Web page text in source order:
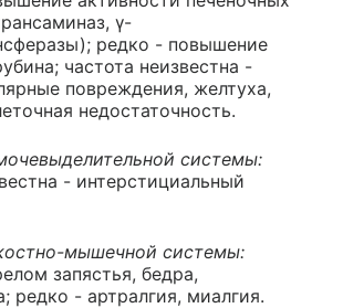
γ-
редко - повышение
частота неизвестна -
повреждения, желтуха,
недостаточность.
системы:
- интерстициальный
мышечной системы:
запястья, бедра,
редко - артралгия, миалгия.